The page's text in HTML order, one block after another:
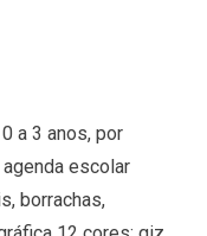
a 3 anos, por
escolar
borrachas,